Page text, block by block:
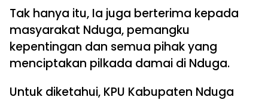
Tak hanya itu, Ia juga berterima kepada
masyarakat Nduga, pemangku
kepentingan dan semua pihak yang
menciptakan pilkada damai di Nduga.
Untuk diketahui, KPU Kabupaten Nduga